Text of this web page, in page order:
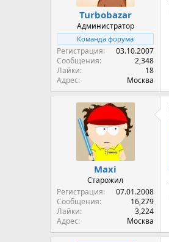
Turbobazar
Администратор
Команда форума
Регистрация
03.10.2007
Сообщения
2,348
Лайки
18
Адрес
Москва
Maxi
Старожил
Регистрация
07.01.2008
Сообщения
16,279
Лайки
3,224
Адрес
Москва